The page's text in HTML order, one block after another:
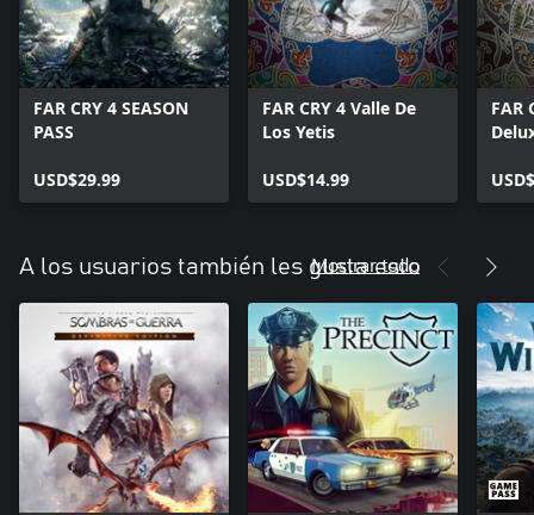
FAR CRY 4 SEASON
PASS
USD$29.99
FAR CRY 4 Valle De
Los Yetis
USD$14.99
FAR
A los usuarios también les gusta esto
Mostrar todo